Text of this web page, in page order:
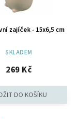
zajíček - 15x6,5 cm
SKLADEM
269 Kč